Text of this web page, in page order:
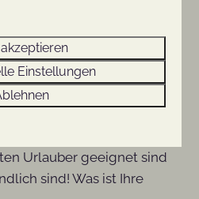
oder eine moderne Lodge.
Wäldern und Natur. Alle
komplett ausgestattet,
Urlaub genießen
sind so konzipiert, dass
Urlauber geeignet sind
sind! Was ist Ihre
Einstellungen